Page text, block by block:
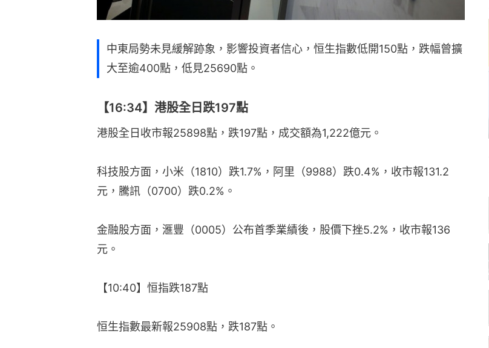
中東局勢未見緩解跡象，影響投資者信心，恒生指數低開150點，跌幅曾擴
大至逾400點，低見25690點。
【16:34】港股全日跌197點
港股全日收市報25898點，跌197點，成交額為1,222億元。
科技股方面，小米（1810）跌1.7%，阿里（9988）跌0.4%，收市報131.2
元，騰訊（0700）跌0.2%。
金融股方面，滙豐（0005）公布首季業績後，股價下挫5.2%，收市報136
元。
【10:40】恒指跌187點
恒生指數最新報25908點，跌187點。